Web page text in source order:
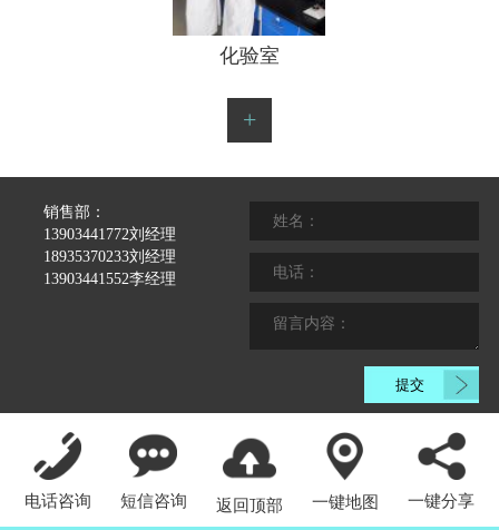
电话咨询 短信咨询 返回顶部 一键地图 一键分享